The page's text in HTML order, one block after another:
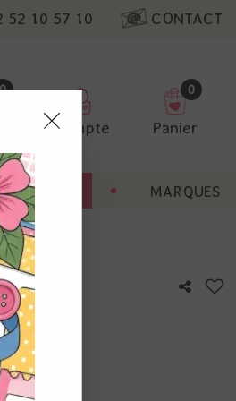
52 10 57 10 CONTACT
0
Compte
0
Panier
AFFAIRES MARQUES